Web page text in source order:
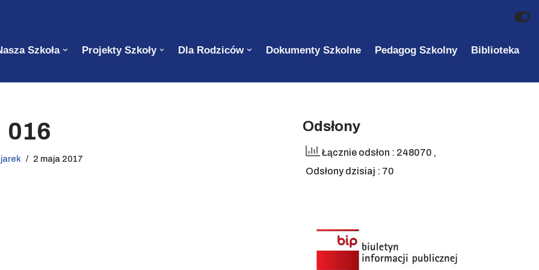
Szkoła Projekty Szkoły Dla Rodziców Dokumenty Szkolne Pedagog Szkolny
Biblioteka
016
jarek 2 maja 2017
Odsłony
Łącznie odsłon : 248070 ,
Odsłony dzisiaj : 70